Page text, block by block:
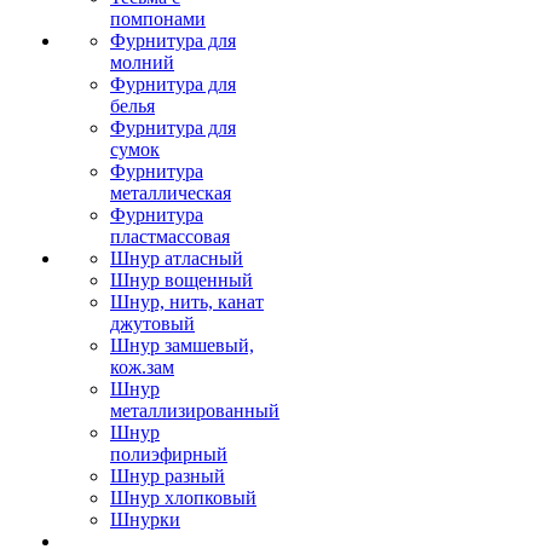
помпонами
Фурнитура для
молний
Фурнитура для
белья
Фурнитура для
сумок
Фурнитура
металлическая
Фурнитура
пластмассовая
Шнур атласный
Шнур вощенный
Шнур, нить, канат
джутовый
Шнур замшевый,
кож.зам
Шнур
металлизированный
Шнур
полиэфирный
Шнур разный
Шнур хлопковый
Шнурки